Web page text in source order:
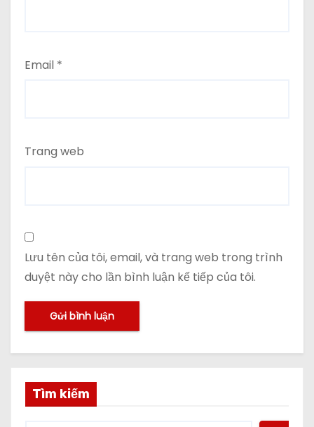
Email *
Trang web
Lưu tên của tôi, email, và trang web trong trình
duyệt này cho lần bình luận kế tiếp của tôi.
Tìm kiếm